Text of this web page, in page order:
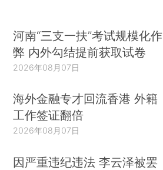
河南“三支一扶”考试规模化作
弊 内外勾结提前获取试卷
2026年08月07日
海外金融专才回流香港 外籍
工作签证翻倍
2026年08月07日
因严重违纪违法 李云泽被罢